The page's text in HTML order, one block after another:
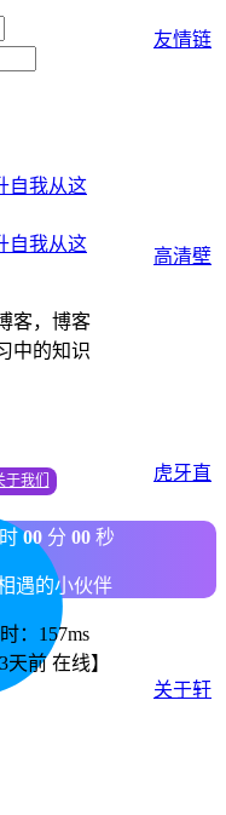
友情链
高清壁
虎牙直
关于轩
客，博客
中的知识
于我们
时 00 分 00 秒
遇的小伙伴
：157ms
天前 在线】